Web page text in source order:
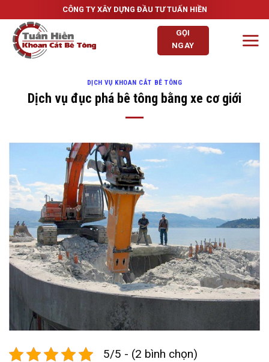
to
content
CÔNG TY XÂY DỰNG ĐẦU TƯ TUẤN HIỀN
GỌI
NGAY
DỊCH VỤ KHOAN CẮT BÊ TÔNG
Dịch vụ đục phá bê tông bằng xe cơ giới
5/5 - (2 bình chọn)